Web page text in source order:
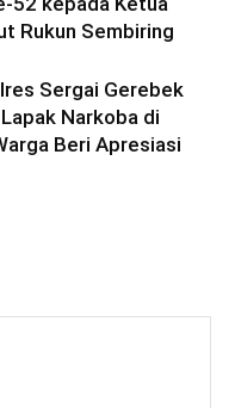
Rukun Sembiring
Sergai Gerebek
Narkoba di
Beri Apresiasi